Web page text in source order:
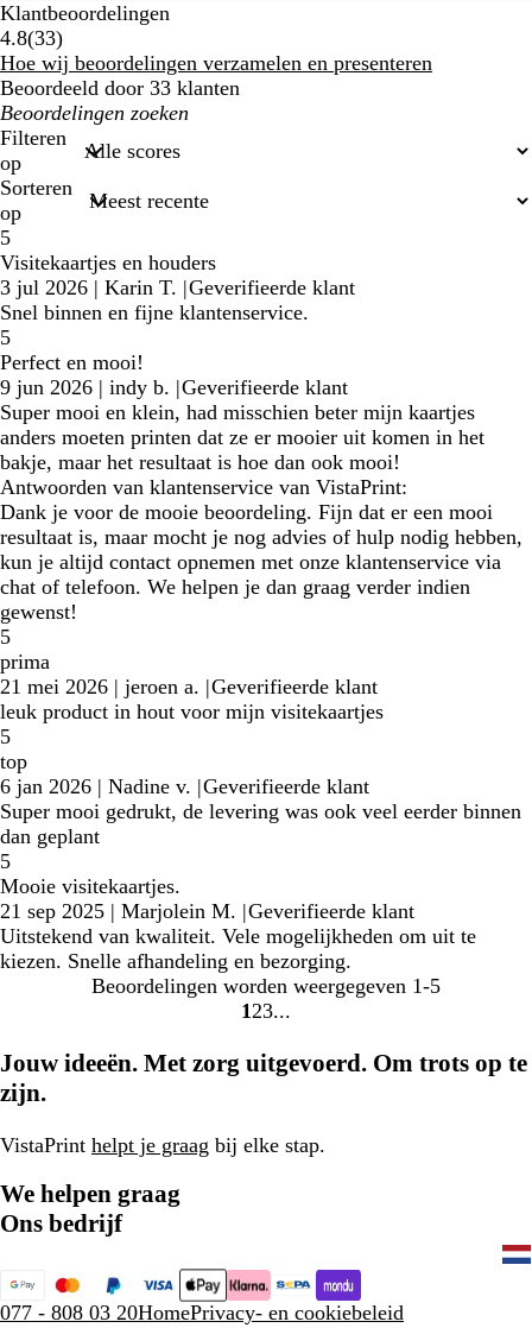
Klantbeoordelingen
4.8(3333
klantbeoordelingen
)
Hoe wij beoordelingen verzamelen en presenteren
Beoordeeld door 33 klanten
Mijn
zoekopdrachten
Filteren
op
Sorteren
op
5
Visitekaartjes en houders
3 jul 2026 | Karin T. |Geverifieerde klant
Snel binnen en fijne klantenservice.
5
Perfect en mooi!
9 jun 2026 | indy b. |Geverifieerde klant
Super mooi en klein, had misschien beter mijn kaartjes
anders moeten printen dat ze er mooier uit komen in het
bakje, maar het resultaat is hoe dan ook mooi!
Antwoorden van klantenservice van VistaPrint:
Dank je voor de mooie beoordeling. Fijn dat er een mooi
resultaat is, maar mocht je nog advies of hulp nodig hebben,
kun je altijd contact opnemen met onze klantenservice via
chat of telefoon. We helpen je dan graag verder indien
gewenst!
5
prima
21 mei 2026 | jeroen a. |Geverifieerde klant
leuk product in hout voor mijn visitekaartjes
5
top
6 jan 2026 | Nadine v. |Geverifieerde klant
Super mooi gedrukt, de levering was ook veel eerder binnen
dan geplant
5
Mooie visitekaartjes.
21 sep 2025 | Marjolein M. |Geverifieerde klant
Uitstekend van kwaliteit. Vele mogelijkheden om uit te
kiezen. Snelle afhandeling en bezorging.
Beoordelingen worden weergegeven 1-5
Naar
1 Naar
2 Naar
3
Jouw ideeën. Met zorg uitgevoerd. Om trots op te
zijn.
VistaPrint helpt je graag bij elke stap.
We helpen graag
Ons bedrijf
077 - 808 03 20HomePrivacy- en cookiebeleid